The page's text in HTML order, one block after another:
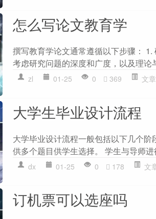
怎么写论文教育学
撰写教育学论文通常遵循以下步骤： 1.
考虑研究问题的深度和广度，以及理论
zl 01-25 0 369 文
大学生毕业设计流程
大学毕业设计流程一般包括以下几个
供多个题目供学生选择。 学生与导师
dx 01-25 0 178 文
订机票可以选座吗